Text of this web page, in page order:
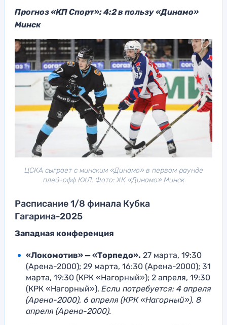
Прогноз «КП Спорт»: 4:2 в пользу «Динамо»
Минск
ЦСКА сыграет с минским «Динамо» в первом раунде
плей-офф КХЛ. Фото: ХК «Динамо» Минск
Расписание 1/8 финала Кубка
Гагарина-2025
Западная конференция
«Локомотив» — «Торпедо». 27 марта, 19:30
(Арена-2000); 29 марта, 16:30 (Арена-2000); 31
марта, 19:30 (КРК «Нагорный»); 2 апреля, 19:30
(КРК «Нагорный»). Если потребуется: 4 апреля
(Арена-2000), 6 апреля (КРК «Нагорный»), 8
апреля (Арена-2000).